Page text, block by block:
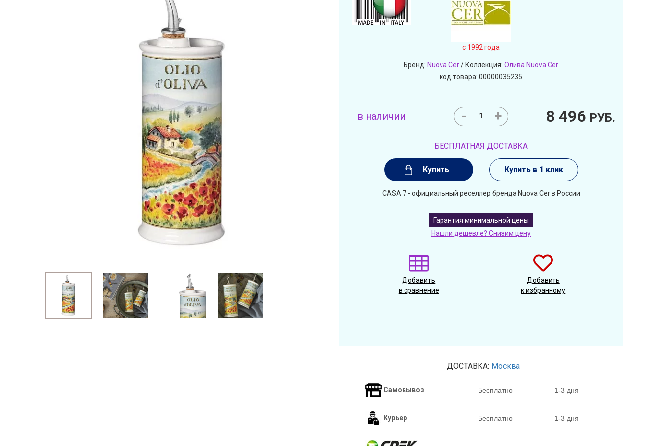
c 1992 года
Бренд: Nuova Cer/ Коллекция: Олива Nuova Cer
код товара: 00000035235
в наличии - + 8 496 РУБ.
БЕСПЛАТНАЯ ДОСТАВКА
Купить Купить в 1 клик
CASA 7 - официальный реселлер бренда Nuova Cer в России
Гарантия минимальной цены
Нашли дешевле? Снизим цену
Добавить
в сравнение
Добавить
к избранному
ДОСТАВКА: Москва
Самовывоз Бесплатно 1-3 дня
Курьер Бесплатно 1-3 дня